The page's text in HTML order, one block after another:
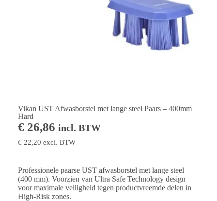
Vikan UST Afwasborstel met lange steel Paars – 400mm
Hard
€26,86 incl. BTW
€22,20 excl. BTW
Professionele paarse UST afwasborstel met lange steel
(400 mm). Voorzien van Ultra Safe Technology design
voor maximale veiligheid tegen productvreemde delen in
High-Risk zones.